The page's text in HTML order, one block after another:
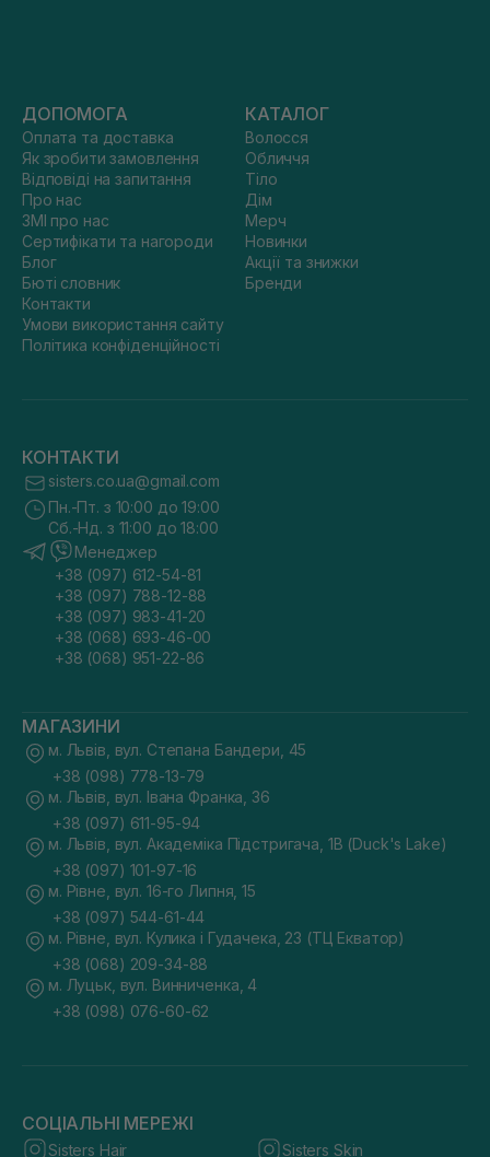
ДОПОМОГА
Оплата та доставка
Як зробити замовлення
Відповіді на запитання
Про нас
ЗМІ про нас
Сертифікати та нагороди
Блог
Бюті словник
Контакти
Умови використання сайту
Політика конфіденційності
КАТАЛОГ
Волосся
Обличчя
Тіло
Дім
Мерч
Новинки
Акції та знижки
Бренди
КОНТАКТИ
sisters.co.ua@gmail.com
Пн.-Пт. з 10:00 до 19:00
Сб.-Нд. з 11:00 до 18:00
Менеджер
+38 (097) 612-54-81
+38 (097) 788-12-88
+38 (097) 983-41-20
+38 (068) 693-46-00
+38 (068) 951-22-86
МАГАЗИНИ
м. Львів, вул. Степана Бандери, 45
+38 (098) 778-13-79
м. Львів, вул. Івана Франка, 36
+38 (097) 611-95-94
м. Львів, вул. Академіка Підстригача, 1В (Duck's Lake)
+38 (097) 101-97-16
м. Рівне, вул. 16-го Липня, 15
+38 (097) 544-61-44
м. Рівне, вул. Кулика і Гудачека, 23 (ТЦ Екватор)
+38 (068) 209-34-88
м. Луцьк, вул. Винниченка, 4
+38 (098) 076-60-62
СОЦІАЛЬНІ МЕРЕЖІ
Sisters Hair Sisters Skin